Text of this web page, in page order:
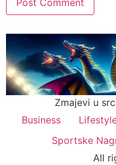
Zmajevi u
Business
Sportske
All